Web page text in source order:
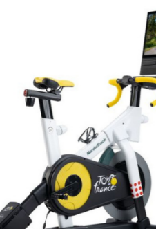
Tour
reálná jízda
i když jste doma v
Tour de France si
do tréninku a motivuje k